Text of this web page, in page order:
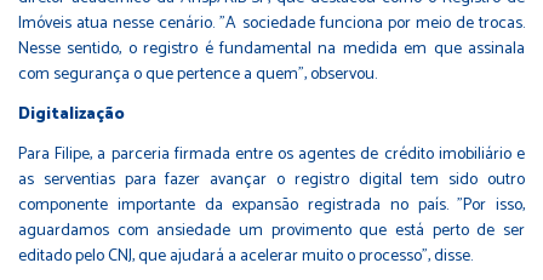
Imóveis atua nesse cenário. "A sociedade funciona por meio de trocas.
Nesse sentido, o registro é fundamental na medida em que assinala
com segurança o que pertence a quem", observou.
Digitalização
Para Filipe, a parceria firmada entre os agentes de crédito imobiliário e
as serventias para fazer avançar o registro digital tem sido outro
componente importante da expansão registrada no país. "Por isso,
aguardamos com ansiedade um provimento que está perto de ser
editado pelo CNJ, que ajudará a acelerar muito o processo", disse.